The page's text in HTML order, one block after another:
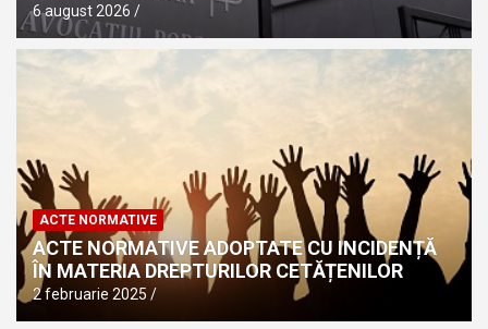
6 august 2026
ACTE NORMATIVE
ACTE NORMATIVE ADOPTATE CU INCIDENȚĂ
ÎN MATERIA DREPTURILOR CETĂȚENILOR
2 februarie 2025